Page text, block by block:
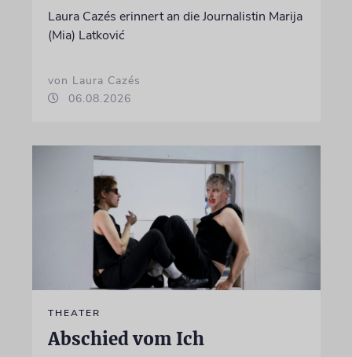
Laura Cazés erinnert an die Journalistin Marija
(Mia) Latković
von Laura Cazés
06.08.2026
THEATER
Abschied vom Ich